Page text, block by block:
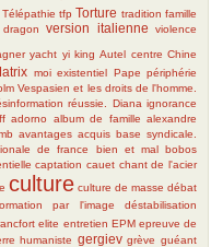
Télépathie tfp Torture tradition famille
version italienne violence
yacht yi king Autel centre Chine
moi existentiel Pape périphérie
Vespasien et les droits de l'homme.
réussie. Diana ignorance
adorno album de famille alexandre
avantages acquis base syndicale.
de france bien et mal bobos
captation cauet chant de l'acier
culture culture de masse débat
par l'image
déstabilisation
elite entretien EPM epreuve de
humaniste gergiev grève guéant